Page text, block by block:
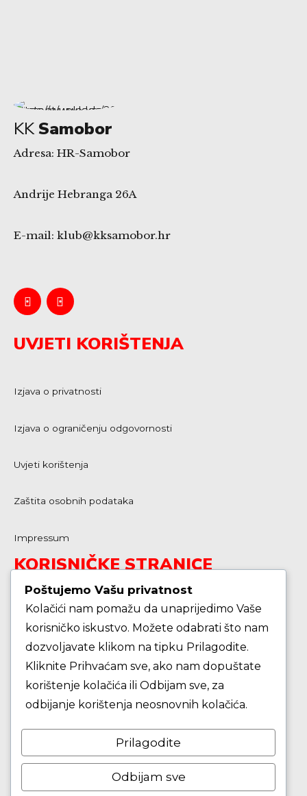
KKSamobor
Adresa: HR-Samobor
Andrije Hebranga 26A
E-mail: klub@kksamobor.hr
UVJETI KORIŠTENJA
Izjava o privatnosti
Izjava o ograničenju odgovornosti
Uvjeti korištenja
Zaštita osobnih podataka
Impressum
KORISNIČKE STRANICE
Škola košarke
Zašto je dobro upisati dijete na košarku?
Pravila i igralište
Seniori
Poštujemo Vašu privatnost
Kolačići nam pomažu da unaprijedimo Vaše
korisničko iskustvo. Možete odabrati što nam
dozvoljavate klikom na tipku Prilagodite.
Kliknite Prihvaćam sve, ako nam dopuštate
korištenje kolačića ili Odbijam sve, za
odbijanje korištenja neosnovnih kolačića.
Prilagodite
Odbijam sve